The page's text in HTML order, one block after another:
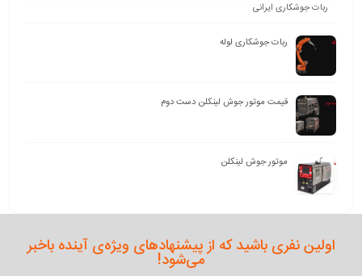
ربات جوشکاری ایرانی
ربات جوشکاری لوله
قیمت موتور جوش لینکلن دست دوم
موتور جوش لینکلن
اولین نفری باشید که از پیشنهادهای ویژه‌ی آینده باخبر
می‌شود!